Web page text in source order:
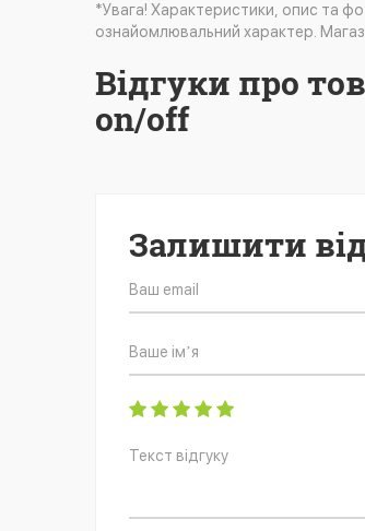
*Увага! Характеристики, опис та
ознайомлювальний характер.
Відгуки про
on/off
Залишити